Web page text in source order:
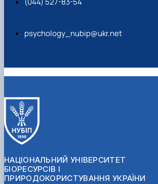
psychology_nubip@ukr.net
НАЦІОНАЛЬНИЙ УНІВЕРСИТЕТ
БІОРЕСУРСІВ І
ПРИРОДОКОРИСТУВАННЯ УКРАЇНИ